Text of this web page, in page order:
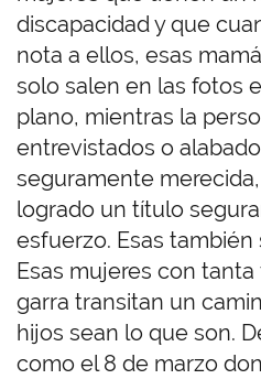
discapacidad y que
nota a ellos, esas
solo salen en las fotos
plano, mientras la
entrevistados o
seguramente
logrado un título
esfuerzo. Esas
Esas mujeres con
garra transitan un
hijos sean lo que son.
como el 8 de marzo